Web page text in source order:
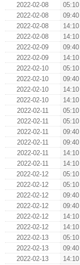
2022-02-08
05:10
2022-02-08
09:40
2022-02-08
14:10
2022-02-08
14:10
2022-02-09
09:40
2022-02-09
14:10
2022-02-10
05:10
2022-02-10
09:40
2022-02-10
14:10
2022-02-10
14:10
2022-02-11
05:10
2022-02-11
05:10
2022-02-11
09:40
2022-02-11
09:40
2022-02-11
14:10
2022-02-11
14:10
2022-02-12
05:10
2022-02-12
05:10
2022-02-12
09:40
2022-02-12
09:40
2022-02-12
14:10
2022-02-12
14:10
2022-02-13
05:10
2022-02-13
09:40
2022-02-13
14:10